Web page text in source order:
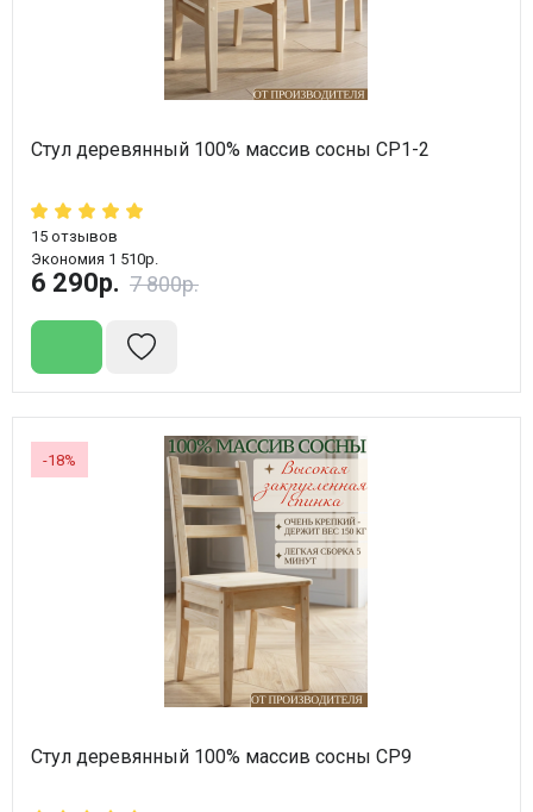
Стул деревянный 100% массив сосны СР1-2
15 отзывов
Экономия 1 510р.
6 290р. 7 800р.
-18%
Стул деревянный 100% массив сосны СР9